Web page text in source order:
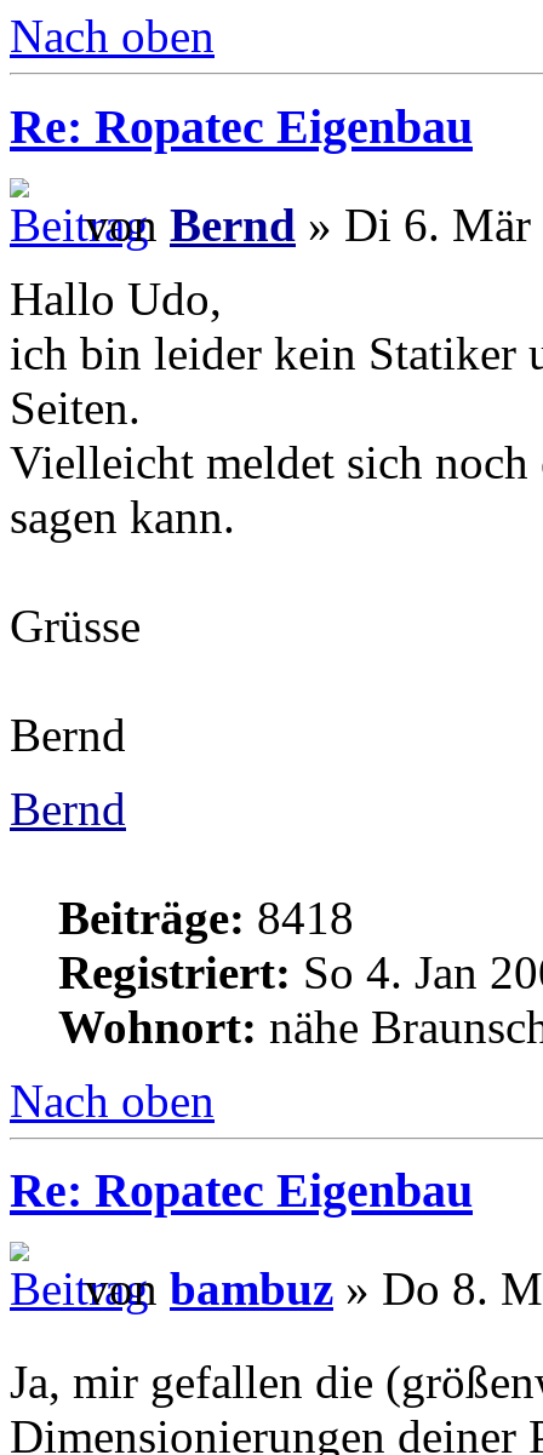
Nach oben
Re: Ropatec Eigenbau
von Bernd » Di 6. Mär
Hallo Udo,
ich bin leider kein Statiker
Seiten.
Vielleicht meldet sich noch
sagen kann.
Grüsse
Bernd
Bernd
Beiträge: 8418
Registriert: So 4. Jan
Wohnort: nähe
Nach oben
Re: Ropatec Eigenbau
von bambuz » Do 8.
Ja, mir gefallen die
Dimensionierungen deiner